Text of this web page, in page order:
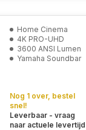
Home Cinema
4K PRO-UHD
3600 ANSI Lumen
Yamaha Soundbar
Nog 1 over, bestel
snel!
Leverbaar - vraag
naar actuele levertijd